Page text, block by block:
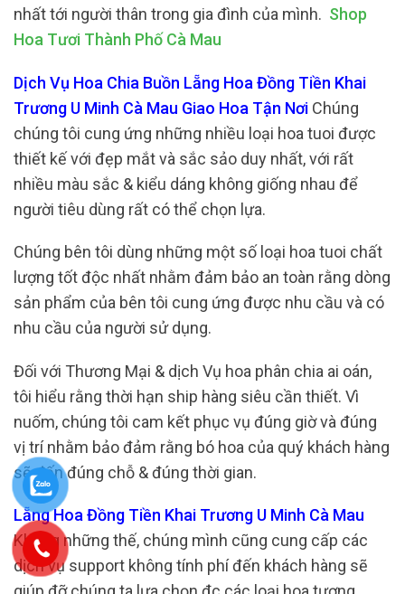
nhất tới người thân trong gia đình của mình. Shop
Hoa Tươi Thành Phố Cà Mau
Dịch Vụ Hoa Chia Buồn Lẵng Hoa Đồng Tiền Khai
Trương U Minh Cà Mau Giao Hoa Tận Nơi Chúng
chúng tôi cung ứng những nhiều loại hoa tuoi được
thiết kế với đẹp mắt và sắc sảo duy nhất, với rất
nhiều màu sắc & kiểu dáng không giống nhau để
người tiêu dùng rất có thể chọn lựa.
Chúng bên tôi dùng những một số loại hoa tuoi chất
lượng tốt độc nhất nhằm đảm bảo an toàn rằng dòng
sản phẩm của bên tôi cung ứng được nhu cầu và có
nhu cầu của người sử dụng.
Đối với Thương Mại & dịch Vụ hoa phân chia ai oán,
tôi hiểu rằng thời hạn ship hàng siêu cần thiết. Vì
nuốm, chúng tôi cam kết phục vụ đúng giờ và đúng
vị trí nhằm bảo đảm rằng bó hoa của quý khách hàng
sẽ đến đúng chỗ & đúng thời gian.
Lẵng Hoa Đồng Tiền Khai Trương U Minh Cà Mau
Không những thế, chúng mình cũng cung cấp các
dịch vụ support không tính phí đến khách hàng sẽ